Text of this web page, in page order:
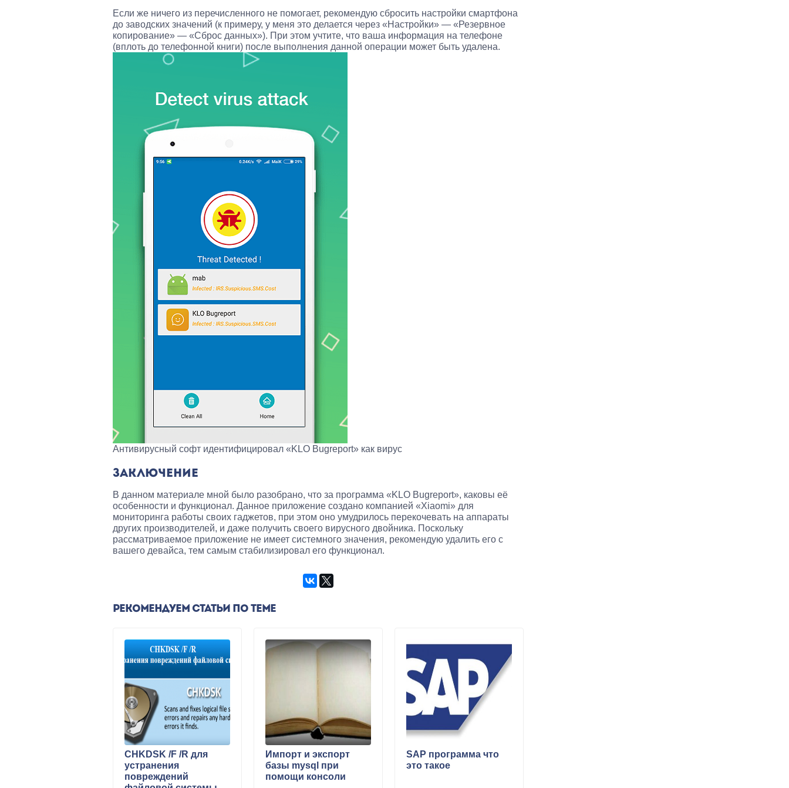
Если же ничего из перечисленного не помогает, рекомендую сбросить настройки смартфона
до заводских значений (к примеру, у меня это делается через «Настройки» — «Резервное
копирование» — «Сброс данных»). При этом учтите, что ваша информация на телефоне
(вплоть до телефонной книги) после выполнения данной операции может быть удалена.
Антивирусный софт идентифицировал «KLO Bugreport» как вирус
ЗАКЛЮЧЕНИЕ
В данном материале мной было разобрано, что за программа «KLO Bugreport», каковы её
особенности и функционал. Данное приложение создано компанией «Xiaomi» для
мониторинга работы своих гаджетов, при этом оно умудрилось перекочевать на аппараты
других производителей, и даже получить своего вирусного двойника. Поскольку
рассматриваемое приложение не имеет системного значения, рекомендую удалить его с
вашего девайса, тем самым стабилизировал его функционал.
РЕКОМЕНДУЕМ СТАТЬИ ПО ТЕМЕ
CHKDSK /F /R для
устранения
повреждений
Импорт и экспорт
базы mysql при
помощи консоли
SAP программа что
это такое